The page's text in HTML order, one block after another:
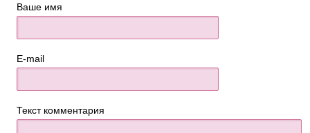
Ваше имя
E-mail
Текст комментария